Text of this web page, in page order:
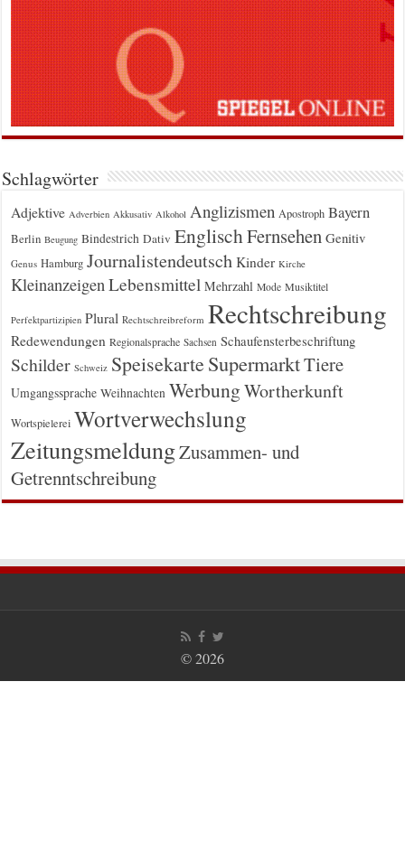
Schlagwörter
Adjektive Adverbien Akkusativ Alkohol Anglizismen Apostroph Bayern
Berlin Beugung Bindestrich Dativ EnglischFernsehen Genitiv
Genus Hamburg Journalistendeutsch Kinder Kirche
KleinanzeigenLebensmittel Mehrzahl Mode Musiktitel
Perfektpartizipien Plural Rechtschreibreform Rechtschreibung
Redewendungen Regionalsprache Sachsen Schaufensterbeschriftung
Schilder Schweiz Speisekarte SupermarktTiere
Umgangssprache Weihnachten WerbungWortherkunft
Wortspielerei Wortverwechslung
ZeitungsmeldungZusammen- und
Getrenntschreibung
© 2026